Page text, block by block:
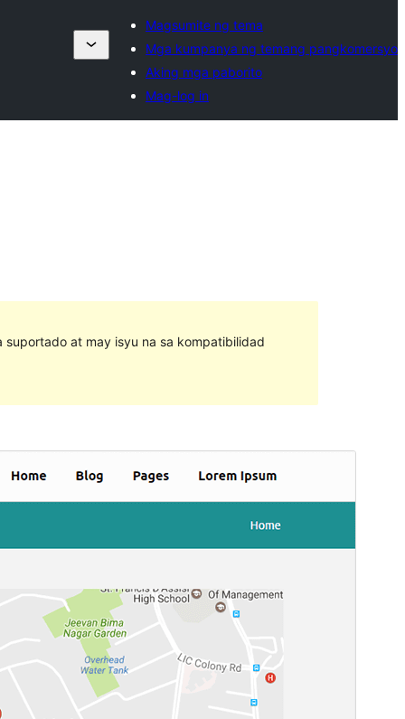
Magsumite ng tema
Mga kumpanya ng temang pangkomersyo
Aking mga paborito
Mag-log in
at may isyu na sa kompatibilidad
Bersyon
1.6.0
Hunyo 29, 2021
Mga aktibong pag-install
40+
Bersyon ng PHP
Homepage ng tema